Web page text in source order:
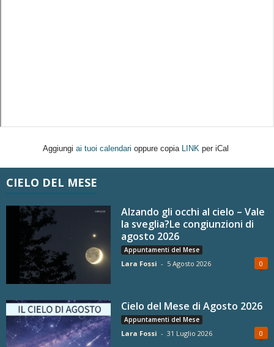
Aggiungi ai tuoi calendari oppure copia LINK per iCal
CIELO DEL MESE
Alzando gli occhi al cielo – Vale
la sveglia?Le congiunzioni di
agosto 2026
Appuntamenti del Mese
Lara Fossi - 5 Agosto 2026 0
Cielo del Mese di Agosto 2026
Appuntamenti del Mese
Lara Fossi - 31 Luglio 2026 0